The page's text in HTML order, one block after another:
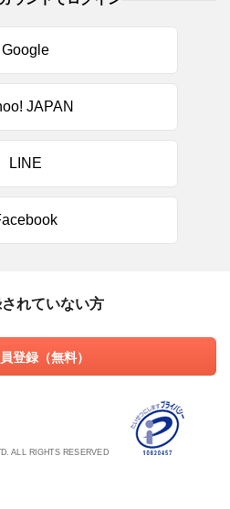
Google
JAPAN
LINE
れていない方
登録（無料）
ALL RIGHTS RESERVED